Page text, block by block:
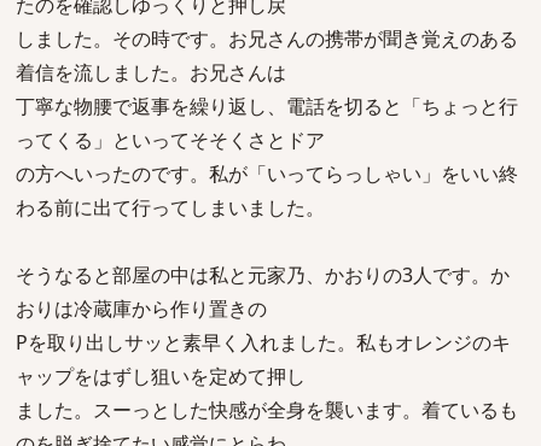
しました。その時です。お兄さんの携帯が聞き覚えのある
着信を流しました。お兄さんは
丁寧な物腰で返事を繰り返し、電話を切ると「ちょっと行
ってくる」といってそそくさとドア
の方へいったのです。私が「いってらっしゃい」をいい終
わる前に出て行ってしまいました。
そうなると部屋の中は私と元家乃、かおりの3人です。か
おりは冷蔵庫から作り置きの
Pを取り出しサッと素早く入れました。私もオレンジのキ
ャップをはずし狙いを定めて押し
ました。スーっとした快感が全身を襲います。着ているも